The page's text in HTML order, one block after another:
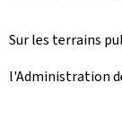
Sur les terrains
l'Administration